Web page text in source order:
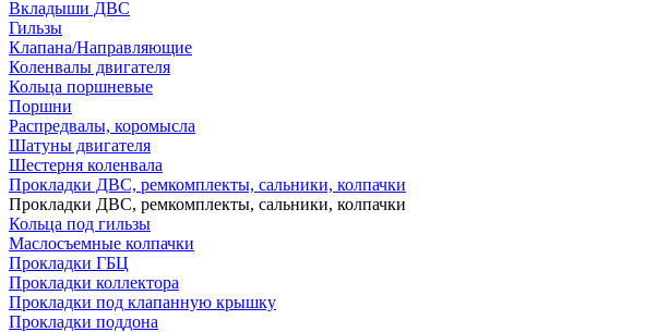
Вкладыши ДВС
Гильзы
Клапана/Направляющие
Коленвалы двигателя
Кольца поршневые
Поршни
Распредвалы, коромысла
Шатуны двигателя
Шестерня коленвала
Прокладки ДВС, ремкомплекты, сальники, колпачки
Прокладки ДВС, ремкомплекты, сальники, колпачки
Кольца под гильзы
Маслосъемные колпачки
Прокладки ГБЦ
Прокладки коллектора
Прокладки под клапанную крышку
Прокладки поддона